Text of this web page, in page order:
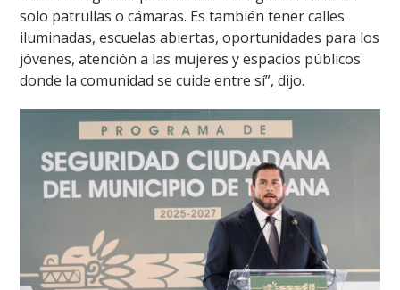
solo patrullas o cámaras. Es también tener calles
iluminadas, escuelas abiertas, oportunidades para los
jóvenes, atención a las mujeres y espacios públicos
donde la comunidad se cuide entre sí”, dijo.